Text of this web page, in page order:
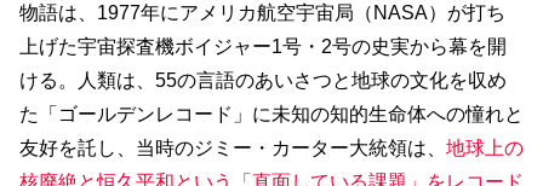
物語は、1977年にアメリカ航空宇宙局（NASA）が打ち
上げた宇宙探査機ボイジャー1号・2号の史実から幕を開
ける。人類は、55の言語のあいさつと地球の文化を収め
た「ゴールデンレコード」に未知の知的生命体への憧れと
友好を託し、当時のジミー・カーター大統領は、 地球上の
核廃絶と恒久平和という「直面している課題」をレコード